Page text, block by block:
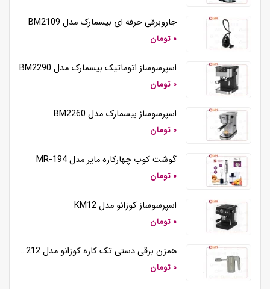
جاروبرقی حرفه ای بیسمارک مدل BM2109
۰ تومان
اسپرسوساز اتوماتیک بیسمارک مدل BM2290
۰ تومان
اسپرسوساز بیسمارک مدل BM2260
۰ تومان
گوشت کوب چهارکاره مایر مدل MR-194
۰ تومان
اسپرسوساز کوزانو مدل KM12
۰ تومان
همزن برقی دستی تک کاره کوزانو مدل HM212
۰ تومان